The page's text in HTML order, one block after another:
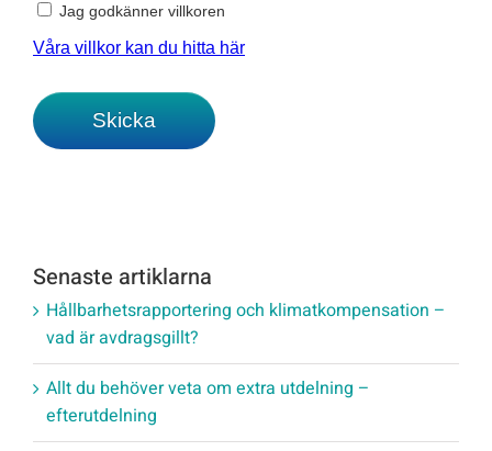
Senaste artiklarna
Hållbarhetsrapportering och klimatkompensation –
vad är avdragsgillt?
Allt du behöver veta om extra utdelning –
efterutdelning